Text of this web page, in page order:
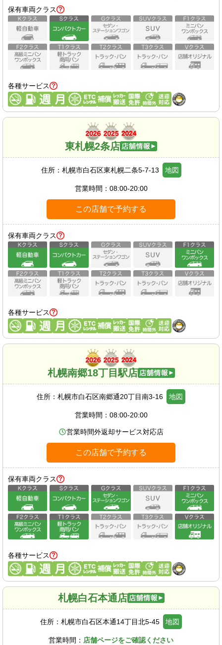
保有車両クラス
各種サービス
東札幌2条店
住所： 札幌市白石区東札幌二条5-7-13 地図
営業時間： 08:00-20:00
この店舗で予約する
保有車両クラス
各種サービス
札幌南郷18丁目駅店
住所： 札幌市白石区南郷通20丁目南3-16 地図
営業時間： 08:00-20:00
営業時間外返却サービス対応店
この店舗で予約する
保有車両クラス
各種サービス
札幌白石本通店
住所： 札幌市白石区本通14丁目北5-45 地図
営業時間： 店舗ページをご確認ください